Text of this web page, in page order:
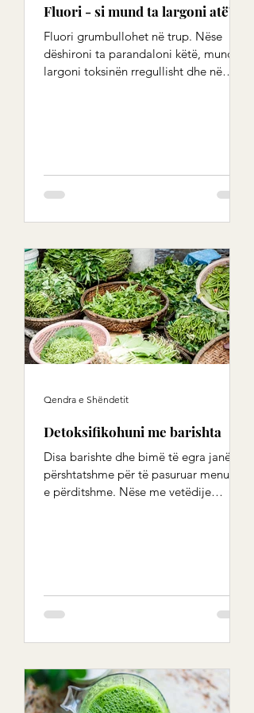
Fluori - si mund ta largoni atë?
Fluori grumbullohet në trup. Nëse
dëshironi ta parandaloni këtë, mund ta
largoni toksinën rregullisht dhe në
Detoksifikohuni me barishta
Disa barishte dhe bimë të egra janë të
përshtatshme për të pasuruar menunë
e përditshme. Nëse me vetëdije
Qendra e Shëndetit